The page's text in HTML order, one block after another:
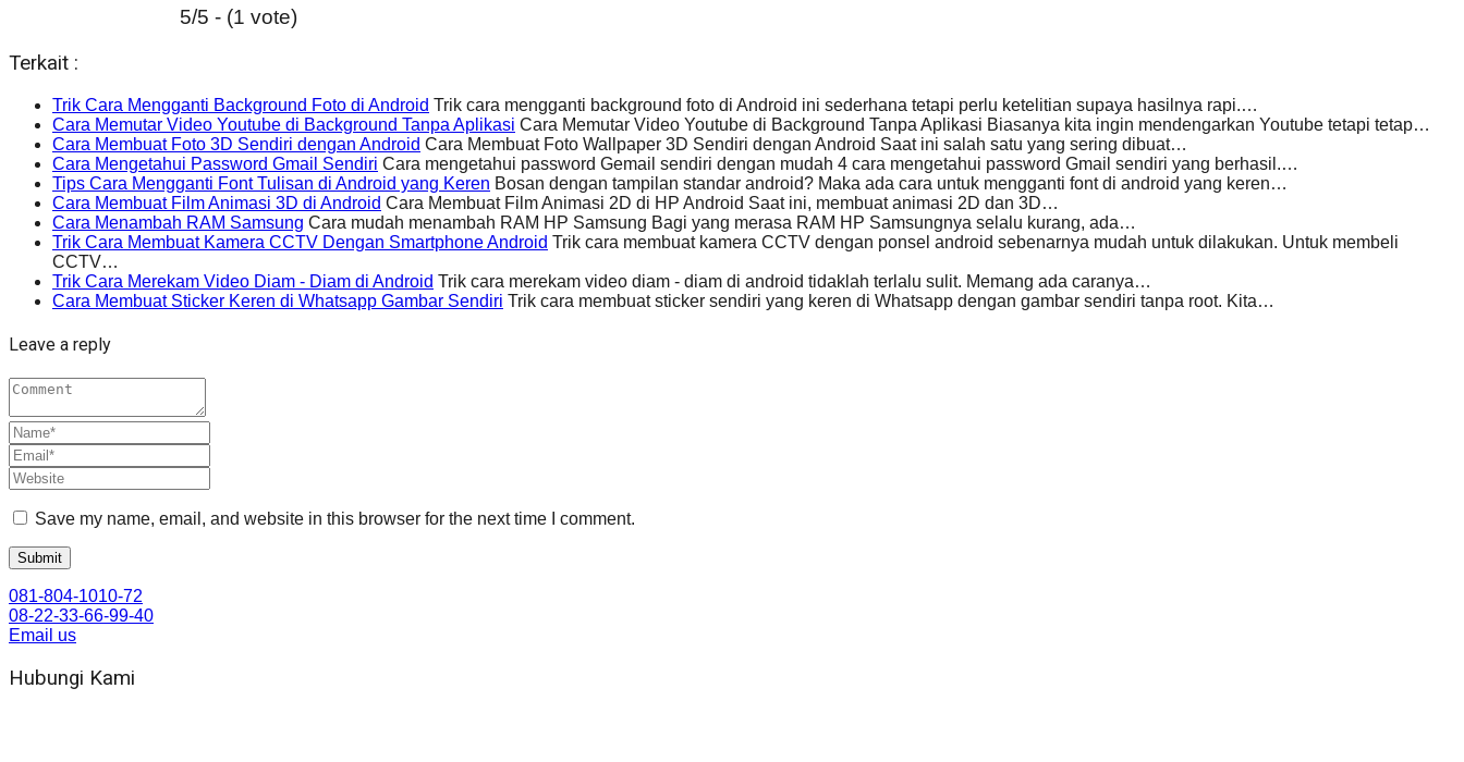
5/5 - (1 vote)
Terkait :
Trik Cara Mengganti Background Foto di Android Trik cara mengganti background foto di Android ini sederhana tetapi perlu ketelitian supaya hasilnya rapi.…
Cara Memutar Video Youtube di Background Tanpa Aplikasi Cara Memutar Video Youtube di Background Tanpa Aplikasi Biasanya kita ingin mendengarkan Youtube tetapi tetap…
Cara Membuat Foto 3D Sendiri dengan Android Cara Membuat Foto Wallpaper 3D Sendiri dengan Android Saat ini salah satu yang sering dibuat…
Cara Mengetahui Password Gmail Sendiri Cara mengetahui password Gemail sendiri dengan mudah 4 cara mengetahui password Gmail sendiri yang berhasil.…
Tips Cara Mengganti Font Tulisan di Android yang Keren Bosan dengan tampilan standar android? Maka ada cara untuk mengganti font di android yang keren…
Cara Membuat Film Animasi 3D di Android Cara Membuat Film Animasi 2D di HP Android Saat ini, membuat animasi 2D dan 3D…
Cara Menambah RAM Samsung Cara mudah menambah RAM HP Samsung Bagi yang merasa RAM HP Samsungnya selalu kurang, ada…
Trik Cara Membuat Kamera CCTV Dengan Smartphone Android Trik cara membuat kamera CCTV dengan ponsel android sebenarnya mudah untuk dilakukan. Untuk membeli
CCTV…
Trik Cara Merekam Video Diam - Diam di Android Trik cara merekam video diam - diam di android tidaklah terlalu sulit. Memang ada caranya…
Cara Membuat Sticker Keren di Whatsapp Gambar Sendiri Trik cara membuat sticker sendiri yang keren di Whatsapp dengan gambar sendiri tanpa root. Kita…
Leave a reply
Save my name, email, and website in this browser for the next time I comment.
081-804-1010-72
08-22-33-66-99-40
Email us
Hubungi Kami